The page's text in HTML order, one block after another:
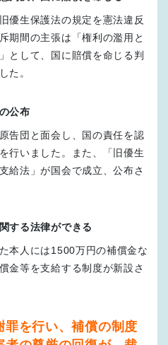
優生保護法の規定を憲法違反
期間の主張は「権利の濫用と
として、国に賠償を命じる判
た。
公布
告団と面会し、国の責任を認
行いました。また、「旧優生
給法」が国会で成立、公布さ
する法律ができる
本人には1500万円の補償金な
金等を支給する制度が新設さ
罪を行い、補償の制度